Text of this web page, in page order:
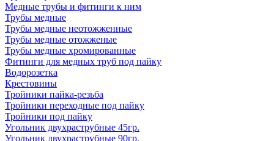
Медные трубы и фитинги к ним
Трубы медные
Трубы медные неотожженные
Трубы медные отожженые
Трубы медные хромированные
Фитинги для медных труб под пайку
Водорозетка
Крестовины
Тройники пайка-резьба
Тройники переходные под пайку
Тройники под пайку
Угольник двухраструбные 45гр.
Угольник двухраструбные 90гр.